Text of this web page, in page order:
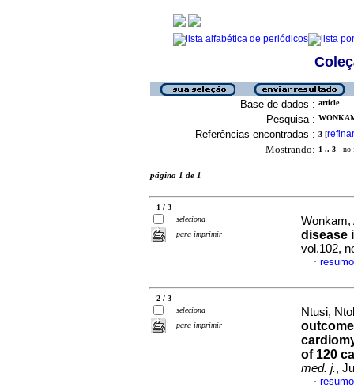
Base de dados : article
Pesquisa :
Referências encontradas : 3 [refinar
Mostrando: 1 .. 3 no
página 1 de 1
1 / 3
seleciona
para imprimir
disease
vol.102,
·
2 / 3
seleciona
para imprimir
Ntusi,
of 120
med. j.,
·